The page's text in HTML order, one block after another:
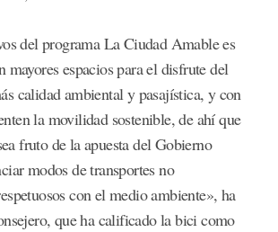
del programa La Ciudad Amable es
mayores espacios para el disfrute del
calidad ambiental y pasajística, y con
la movilidad sostenible, de ahí que
fruto de la apuesta del Gobierno
modos de transportes no
con el medio ambiente», ha
que ha calificado la bici como